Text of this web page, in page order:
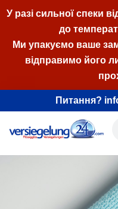
до
вмісту
У разі сильної спеки
до
Ми упакуємо ваше
відправимо його
Питання?